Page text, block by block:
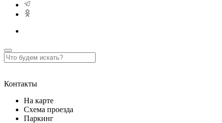
Контакты
На карте
Схема проезда
Паркинг